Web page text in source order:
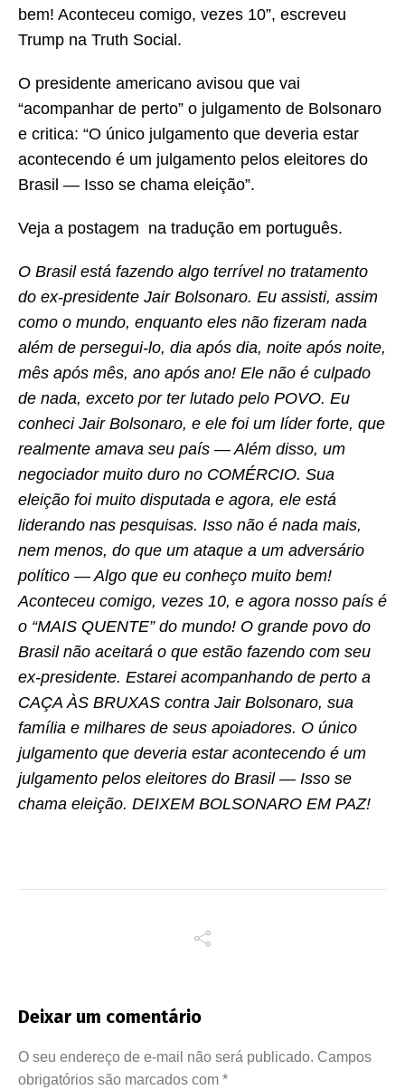
bem! Aconteceu comigo, vezes 10”, escreveu
Trump na Truth Social.
O presidente americano avisou que vai
“acompanhar de perto” o julgamento de Bolsonaro
e critica: “O único julgamento que deveria estar
acontecendo é um julgamento pelos eleitores do
Brasil — Isso se chama eleição”.
Veja a postagem na tradução em português.
O Brasil está fazendo algo terrível no tratamento
do ex-presidente Jair Bolsonaro. Eu assisti, assim
como o mundo, enquanto eles não fizeram nada
além de persegui-lo, dia após dia, noite após noite,
mês após mês, ano após ano! Ele não é culpado
de nada, exceto por ter lutado pelo POVO. Eu
conheci Jair Bolsonaro, e ele foi um líder forte, que
realmente amava seu país — Além disso, um
negociador muito duro no COMÉRCIO. Sua
eleição foi muito disputada e agora, ele está
liderando nas pesquisas. Isso não é nada mais,
nem menos, do que um ataque a um adversário
político — Algo que eu conheço muito bem!
Aconteceu comigo, vezes 10, e agora nosso país é
o “MAIS QUENTE” do mundo! O grande povo do
Brasil não aceitará o que estão fazendo com seu
ex-presidente. Estarei acompanhando de perto a
CAÇA ÀS BRUXAS contra Jair Bolsonaro, sua
família e milhares de seus apoiadores. O único
julgamento que deveria estar acontecendo é um
julgamento pelos eleitores do Brasil — Isso se
chama eleição. DEIXEM BOLSONARO EM PAZ!
Deixar um comentário
O seu endereço de e-mail não será publicado. Campos
obrigatórios são marcados com *